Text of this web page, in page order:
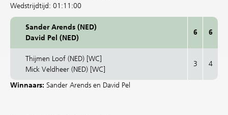
Wedstrijdtijd: 01:11:00
Sander Arends (NED)
David Pel (NED)
6 6
Thijmen Loof (NED) [WC]
Mick Veldheer (NED) [WC]
3 4
Winnaars: Sander Arends en David Pel